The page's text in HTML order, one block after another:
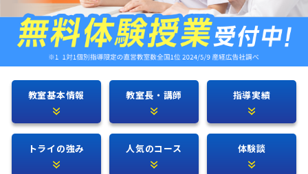
教室基本情報 教室長・講師 指導実績
トライの強み 人気のコース 体験談